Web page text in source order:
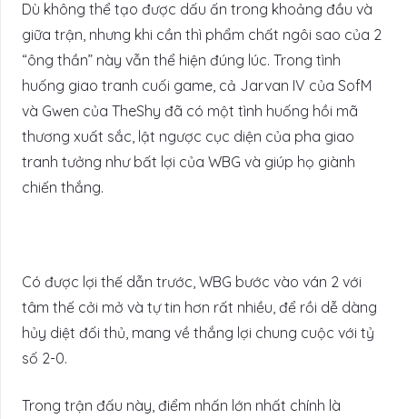
Dù không thể tạo được dấu ấn trong khoảng đầu và
giữa trận, nhưng khi cần thì phẩm chất ngôi sao của 2
“ông thần” này vẫn thể hiện đúng lúc. Trong tình
huống giao tranh cuối game, cả Jarvan IV của SofM
và Gwen của TheShy đã có một tình huống hồi mã
thương xuất sắc, lật ngược cục diện của pha giao
tranh tưởng như bất lợi của WBG và giúp họ giành
chiến thắng.
Có được lợi thế dẫn trước, WBG bước vào ván 2 với
tâm thế cởi mở và tự tin hơn rất nhiều, để rồi dễ dàng
hủy diệt đối thủ, mang về thắng lợi chung cuộc với tỷ
số 2-0.
Trong trận đấu này, điểm nhấn lớn nhất chính là